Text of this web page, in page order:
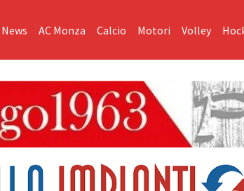
News AC Monza Calcio Motori Volley